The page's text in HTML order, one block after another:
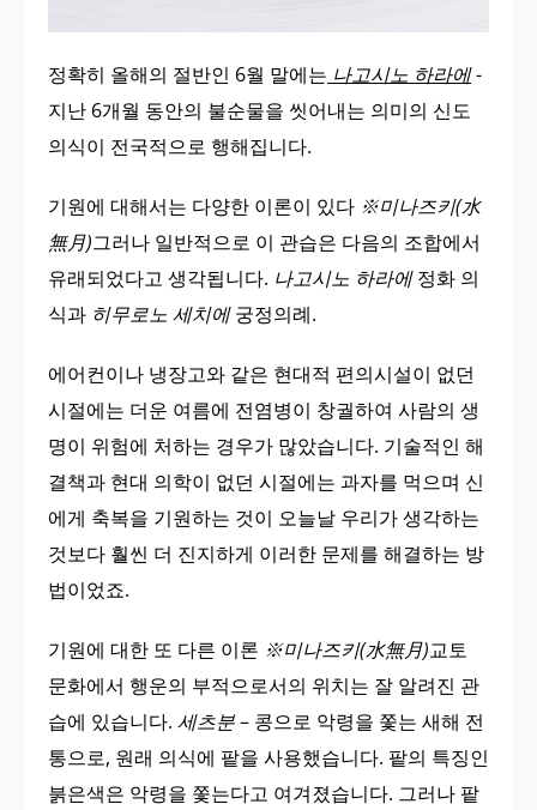
정확히 올해의 절반인 6월 말에는 나고시노 하라에-
지난 6개월 동안의 불순물을 씻어내는 의미의 신도
의식이 전국적으로 행해집니다.
기원에 대해서는 다양한 이론이 있다 ※미나즈키(水
無月)그러나 일반적으로 이 관습은 다음의 조합에서
유래되었다고 생각됩니다. 나고시노 하라에정화 의
식과 히무로노 세치에궁정의례.
에어컨이나 냉장고와 같은 현대적 편의시설이 없던
시절에는 더운 여름에 전염병이 창궐하여 사람의 생
명이 위험에 처하는 경우가 많았습니다. 기술적인 해
결책과 현대 의학이 없던 시절에는 과자를 먹으며 신
에게 축복을 기원하는 것이 오늘날 우리가 생각하는
것보다 훨씬 더 진지하게 이러한 문제를 해결하는 방
법이었죠.
기원에 대한 또 다른 이론 ※미나즈키(水無月)교토
문화에서 행운의 부적으로서의 위치는 잘 알려진 관
습에 있습니다. 세츠분– 콩으로 악령을 쫓는 새해 전
통으로, 원래 의식에 팥을 사용했습니다. 팥의 특징인
붉은색은 악령을 쫓는다고 여겨졌습니다. 그러나 팥